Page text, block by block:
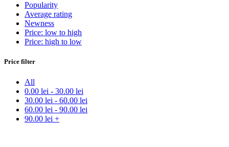
Popularity
Average rating
Newness
Price: low to high
Price: high to low
Price filter
All
0.00 lei - 30.00 lei
30.00 lei - 60.00 lei
60.00 lei - 90.00 lei
90.00 lei +